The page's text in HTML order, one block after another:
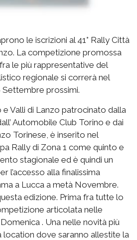
le iscrizioni al 41° Rally Città
La competizione promossa
le più rappresentative del
regionale si correrà nel
prossimi.
e Valli di Lanzo patrocinato dalla
Automobile Club Torino e dai
Torinese, è inserito nel
Rally di Zona 1 come quinto e
stagionale ed è quindi un
l’accesso alla finalissima
a Lucca a metà Novembre.
edizione. Prima fra tutte lo
articolata nelle
. Una nelle novità più
location dove saranno allestite la